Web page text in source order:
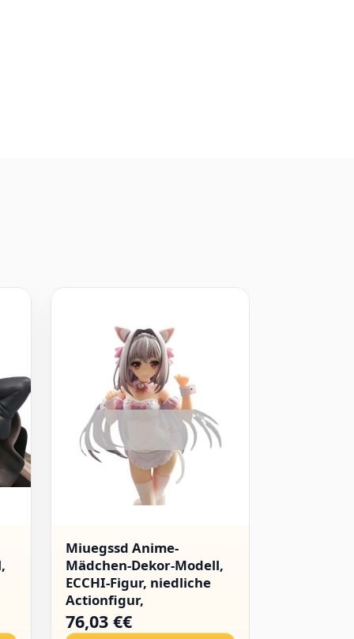
Miuegssd Anime-
Mädchen-Dekor-Modell,
ECCHI-Figur, niedliche
Actionfigur,
Erwachsenenkollektion,
Henati-Puppenspielzeug,
76,03 €€